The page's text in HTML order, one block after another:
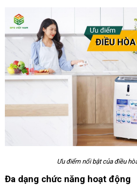
Ưu điểm nổi bật của điều
Đa dạng chức năng hoạt động